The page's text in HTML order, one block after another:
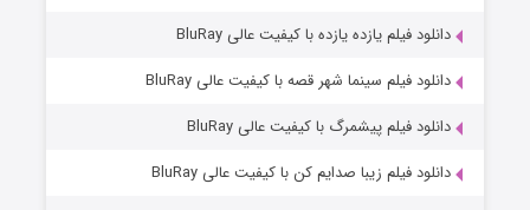
دانلود فیلم یازده یازده با کیفیت عالی BluRay
دانلود فیلم سینما شهر قصه با کیفیت عالی BluRay
دانلود فیلم پیشمرگ با کیفیت عالی BluRay
دانلود فیلم زیبا صدایم کن با کیفیت عالی BluRay